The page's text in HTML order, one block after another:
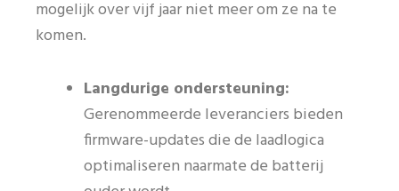
mogelijk over vijf jaar niet meer om ze na te
komen.
Langdurige ondersteuning:
Gerenommeerde leveranciers bieden
firmware-updates die de laadlogica
optimaliseren naarmate de batterij